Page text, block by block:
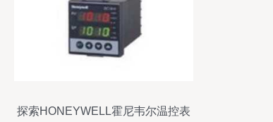
探索HONEYWELL霍尼韦尔温控表